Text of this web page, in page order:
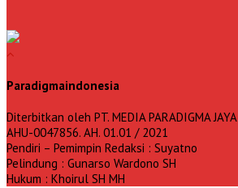
Paradigmaindonesia
Diterbitkan oleh PT. MEDIA PARADIGMA JAYA
AHU-0047856. AH. 01.01 / 2021
Pendiri – Pemimpin Redaksi : Suyatno
Pelindung : Gunarso Wardono SH
Hukum : Khoirul SH MH